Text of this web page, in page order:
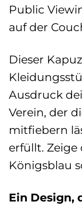
Public
auf der
Dieser
Ausdruck
Verein, der
mitfiebern
erfüllt. Zeige
Königsblau
Ein Design,